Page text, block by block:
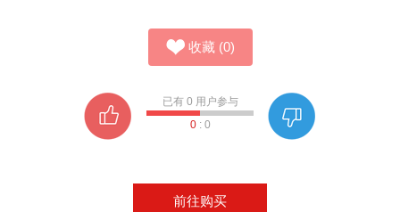
收藏 (0)
已有 0 用户参与
0: 0
前往购买